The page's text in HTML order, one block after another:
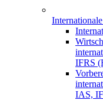
IFRS
IAS,